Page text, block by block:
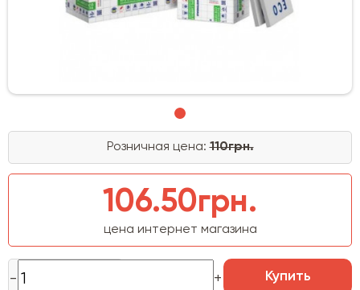
Розничная цена:110грн.
106.50грн.
цена интернет магазина
Купить